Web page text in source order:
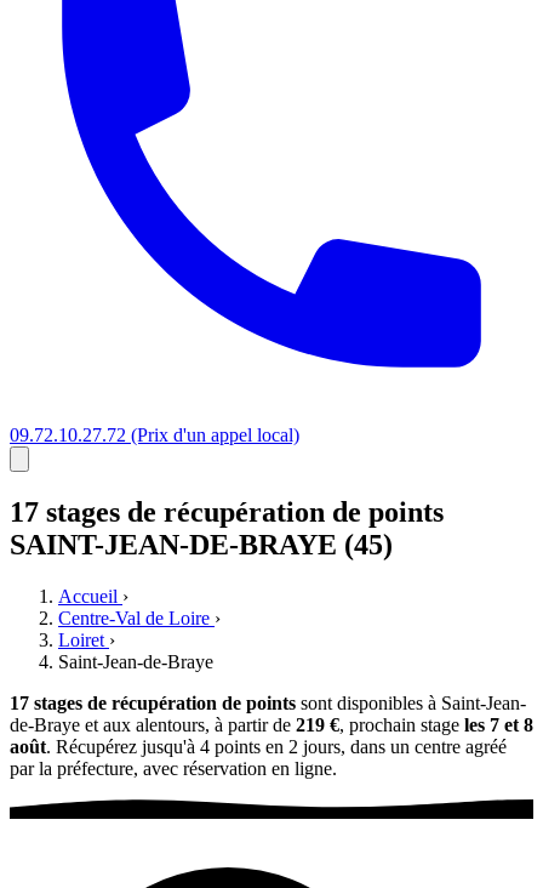
09.72.10.27.72 (Prix d'un appel local)
17 stages de récupération de points
SAINT-JEAN-DE-BRAYE (45)
Accueil ›
Centre-Val de Loire ›
Loiret ›
Saint-Jean-de-Braye
17 stages de récupération de points sont disponibles à Saint-Jean-
de-Braye et aux alentours, à partir de 219 €, prochain stage les 7 et 8
août. Récupérez jusqu'à 4 points en 2 jours, dans un centre agréé
par la préfecture, avec réservation en ligne.